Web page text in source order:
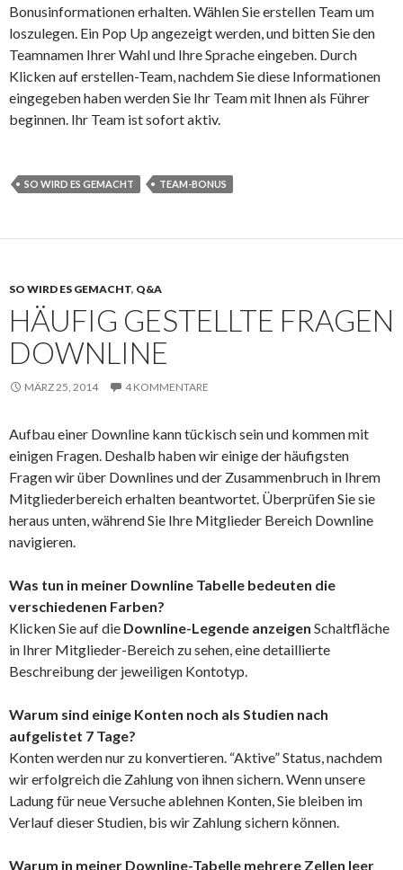
Bonusinformationen erhalten. Wählen Sie erstellen Team um
loszulegen. Ein Pop Up angezeigt werden, und bitten Sie den
Teamnamen Ihrer Wahl und Ihre Sprache eingeben. Durch
Klicken auf erstellen-Team, nachdem Sie diese Informationen
eingegeben haben werden Sie Ihr Team mit Ihnen als Führer
beginnen. Ihr Team ist sofort aktiv.
SO WIRD ES GEMACHT TEAM-BONUS
SO WIRD ES GEMACHT, Q&A
HÄUFIG GESTELLTE FRAGEN
DOWNLINE
MÄRZ 25, 2014 4 KOMMENTARE
Aufbau einer Downline kann tückisch sein und kommen mit
einigen Fragen. Deshalb haben wir einige der häufigsten
Fragen wir über Downlines und der Zusammenbruch in Ihrem
Mitgliederbereich erhalten beantwortet. Überprüfen Sie sie
heraus unten, während Sie Ihre Mitglieder Bereich Downline
navigieren.
Was tun in meiner Downline Tabelle bedeuten die
verschiedenen Farben?
Klicken Sie auf die Downline-Legende anzeigen Schaltfläche
in Ihrer Mitglieder-Bereich zu sehen, eine detaillierte
Beschreibung der jeweiligen Kontotyp.
Warum sind einige Konten noch als Studien nach
aufgelistet 7 Tage?
Konten werden nur zu konvertieren. “Aktive” Status, nachdem
wir erfolgreich die Zahlung von ihnen sichern. Wenn unsere
Ladung für neue Versuche ablehnen Konten, Sie bleiben im
Verlauf dieser Studien, bis wir Zahlung sichern können.
Warum in meiner Downline-Tabelle mehrere Zellen leer